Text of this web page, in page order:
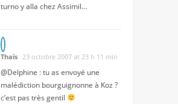
turno y alla chez Assimil…
Thaïs 23 octobre 2007 at 23 h 11 min
@Delphine : tu as envoyé une
malédiction bourguignonne à Koz ?
c’est pas très gentil